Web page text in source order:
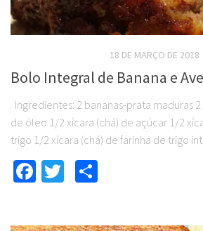
18 DE MARÇO DE 2018
Bolo Integral de Banana e
Ingredientes: 2 bananas-prata maduras
de óleo 1/2 xícara (chá) de açúcar 1/2
trigo 1/2 xícara (chá) de farinha de trigo
Facebook
Twitter